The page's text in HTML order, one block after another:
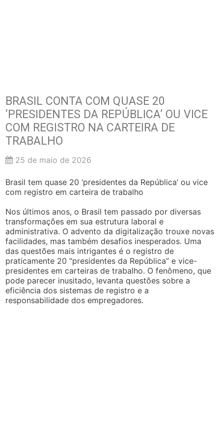
BRASIL CONTA COM QUASE 20
‘PRESIDENTES DA REPÚBLICA’ OU VICE
COM REGISTRO NA CARTEIRA DE
TRABALHO
25 de maio de 2026
Brasil tem quase 20 ‘presidentes da República’ ou vice
com registro em carteira de trabalho
Nos últimos anos, o Brasil tem passado por diversas
transformações em sua estrutura laboral e
administrativa. O advento da digitalização trouxe novas
facilidades, mas também desafios inesperados. Uma
das questões mais intrigantes é o registro de
praticamente 20 “presidentes da República” e vice-
presidentes em carteiras de trabalho. O fenômeno, que
pode parecer inusitado, levanta questões sobre a
eficiência dos sistemas de registro e a
responsabilidade dos empregadores.